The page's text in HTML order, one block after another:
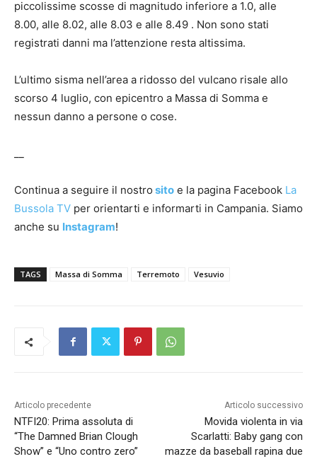
piccolissime scosse di magnitudo inferiore a 1.0, alle
8.00, alle 8.02, alle 8.03 e alle 8.49 . Non sono stati
registrati danni ma l’attenzione resta altissima.
L’ultimo sisma nell’area a ridosso del vulcano risale allo
scorso 4 luglio, con epicentro a Massa di Somma e
nessun danno a persone o cose.
Continua a seguire il nostro sito e la pagina Facebook La
Bussola TV per orientarti e informarti in Campania. Siamo
anche su Instagram!
TAGS Massa di Somma Terremoto Vesuvio
Articolo precedente
NTFI20: Prima assoluta di
“The Damned Brian Clough
Show” e “Uno contro zero”
Articolo successivo
Movida violenta in via
Scarlatti: Baby gang con
mazze da baseball rapina due